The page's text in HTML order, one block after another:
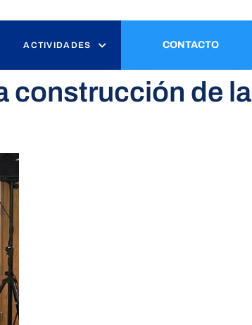
ACTIVIDADES CONTACTO
construcción de la